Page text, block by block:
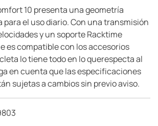
10 presenta una geometría
para el uso diario. Con una transmisión
y un soporte Racktime
es compatible con los accesorios
lo tiene todo en lo querespecta al
en cuenta que las especificaciones
sujetas a cambios sin previo aviso.